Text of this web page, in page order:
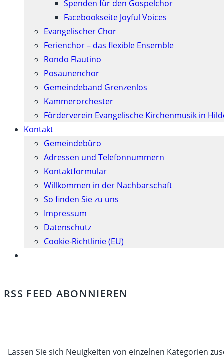
Spenden für den Gospelchor
Facebookseite Joyful Voices
Evangelischer Chor
Ferienchor – das flexible Ensemble
Rondo Flautino
Posaunenchor
Gemeindeband Grenzenlos
Kammerorchester
Förderverein Evangelische Kirchenmusik in
Kontakt
Gemeindebüro
Adressen und Telefonnummern
Kontaktformular
Willkommen in der Nachbarschaft
So finden Sie zu uns
Impressum
Datenschutz
Cookie-Richtlinie (EU)
RSS FEED ABONNIEREN
Lassen Sie sich Neuigkeiten von einzelnen Kategorien